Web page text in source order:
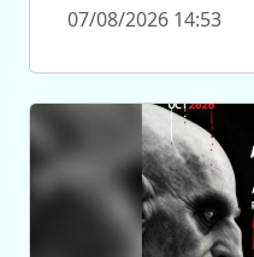
07/08/2026 14:53